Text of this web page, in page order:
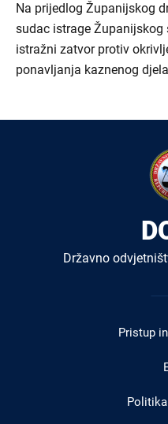
Na prijedlog Županijskog
sudac istrage Županijskog
istražni zatvor protiv
ponavljanja kaznenog
Državno
Pristup